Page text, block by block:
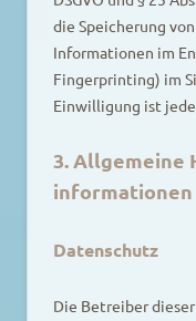
die Speicherung
Informationen im
Fingerprinting) im
Einwilligung ist
3. Allgemeine
informationen
Datenschutz
Die Betreiber